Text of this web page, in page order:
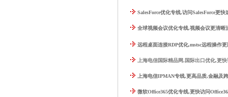
SalesForce优化专线,访问SalesForce更快
全球视频会议优化专线,视频会议更清晰
远程桌面连接RDP优化,mstsc远程操作
上海电信国际精品网,国际出口优化,更
上海电信IPMAN专线,更高品质,金融及
微软Office365优化专线,更快访问